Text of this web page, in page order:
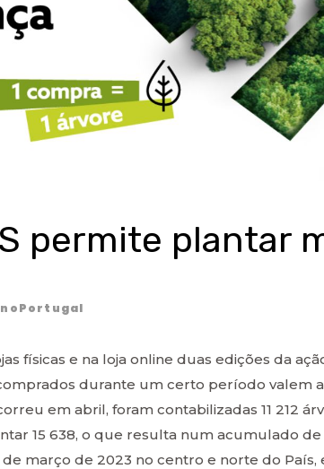
permite plantar
físicas e na loja online duas edições da
durante um certo período valem
em abril, foram contabilizadas 11 212
15 638, o que resulta num acumulado de
março de 2023 no centro e norte do País,